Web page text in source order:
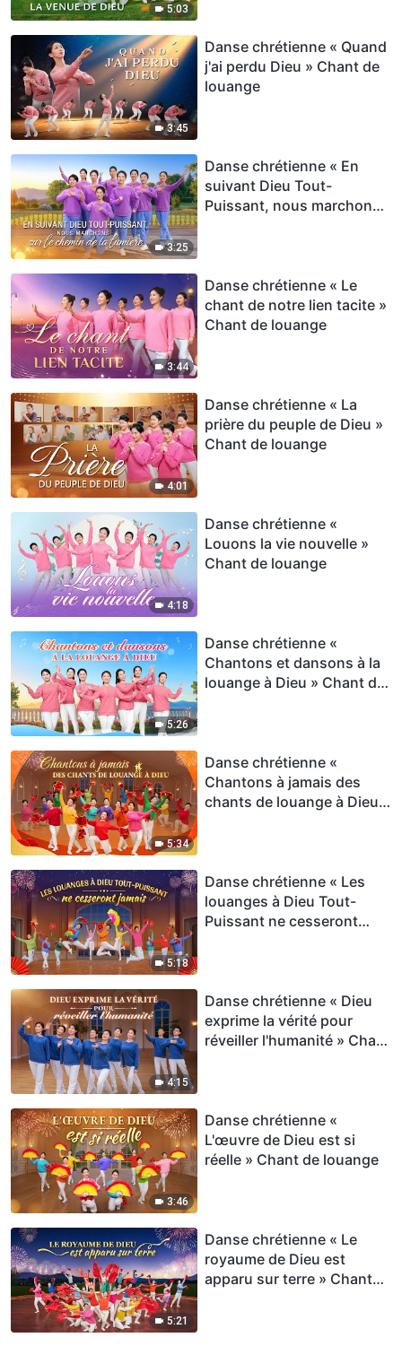
5:03
3:45
Danse chrétienne « Quand
j'ai perdu Dieu » Chant de
louange
3:25
Danse chrétienne « En
suivant Dieu Tout-
Puissant, nous marchons
3:44
Danse chrétienne « Le
chant de notre lien tacite »
Chant de louange
4:01
Danse chrétienne « La
prière du peuple de Dieu »
Chant de louange
4:18
Danse chrétienne «
Louons la vie nouvelle »
Chant de louange
5:26
Danse chrétienne «
Chantons et dansons à la
louange à Dieu » Chant de
5:34
Danse chrétienne «
Chantons à jamais des
chants de louange à Dieu »
5:18
Danse chrétienne « Les
louanges à Dieu Tout-
Puissant ne cesseront
4:15
Danse chrétienne « Dieu
exprime la vérité pour
réveiller l'humanité » Chant
3:46
Danse chrétienne «
L'œuvre de Dieu est si
réelle » Chant de louange
5:21
Danse chrétienne « Le
royaume de Dieu est
apparu sur terre » Chant